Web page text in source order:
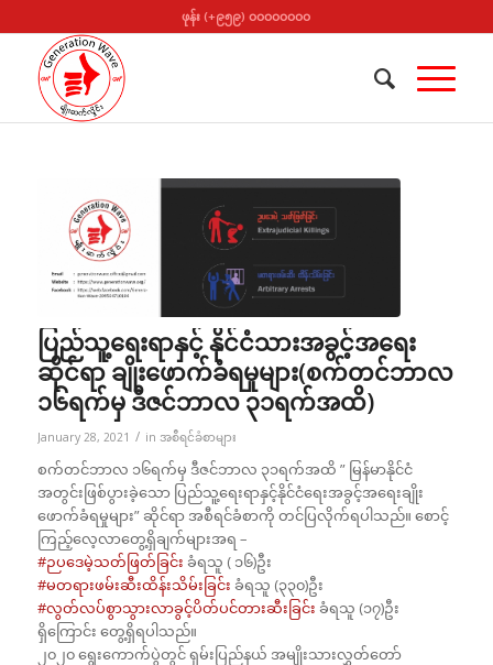
ဖုန်း (+၉၅၉) ၀၀၀၀၀၀၀၀
ပြည်သူ့ရေးရာနှင့် နိုင်ငံသားအခွင့်အရေး
ဆိုင်ရာ ချိုးဖောက်ခံရမှုများ(စက်တင်ဘာလ
၁၆ရက်မှ ဒီဇင်ဘာလ ၃၁ရက်အထိ)
January 28, 2021 / in အစီရင်ခံစာများ
စက်တင်ဘာလ ၁၆ရက်မှ ဒီဇင်ဘာလ ၃၁ရက်အထိ ” မြန်မာနိုင်ငံ
အတွင်းဖြစ်ပွားခဲ့သော ပြည်သူ့ရေးရာနှင့်နိုင်ငံရေးအခွင့်အရေးချိုး
ဖောက်ခံရမှုများ” ဆိုင်ရာ အစီရင်ခံစာကို တင်ပြလိုက်ရပါသည်။ စောင့်
ကြည့်လေ့လာတွေ့ရှိချက်များအရ –
#ဉပဒေမဲ့သတ်ဖြတ်ခြင်း ခံရသူ ( ၁၆)ဦး
#မတရားဖမ်းဆီးထိန်းသိမ်းခြင်း ခံရသူ (၃၃၀)ဦး
#လွတ်လပ်စွာသွားလာခွင့်ပိတ်ပင်တားဆီးခြင်း ခံရသူ (၁၇)ဦး
ရှိကြောင်း တွေ့ရှိရပါသည်။
၂၀၂၀ ရွေးကောက်ပွဲတွင် ရှမ်းပြည်နယ် အမျိုးသားလွှတ်တော်